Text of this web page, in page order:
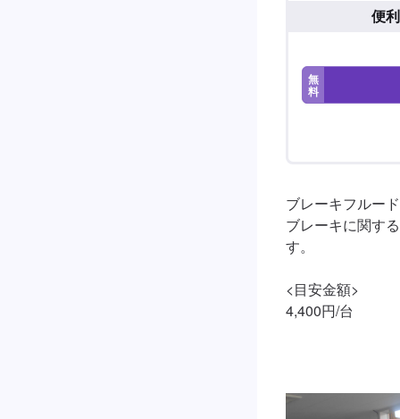
便
無
料
ブレーキフルー
ブレーキに関す
す。
<目安金額>
4,400円/台